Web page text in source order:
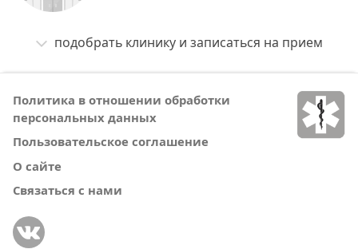
подобрать клинику и записаться на прием
Политика в отношении обработки
персональных данных
Пользовательское соглашение
О сайте
Связаться с нами